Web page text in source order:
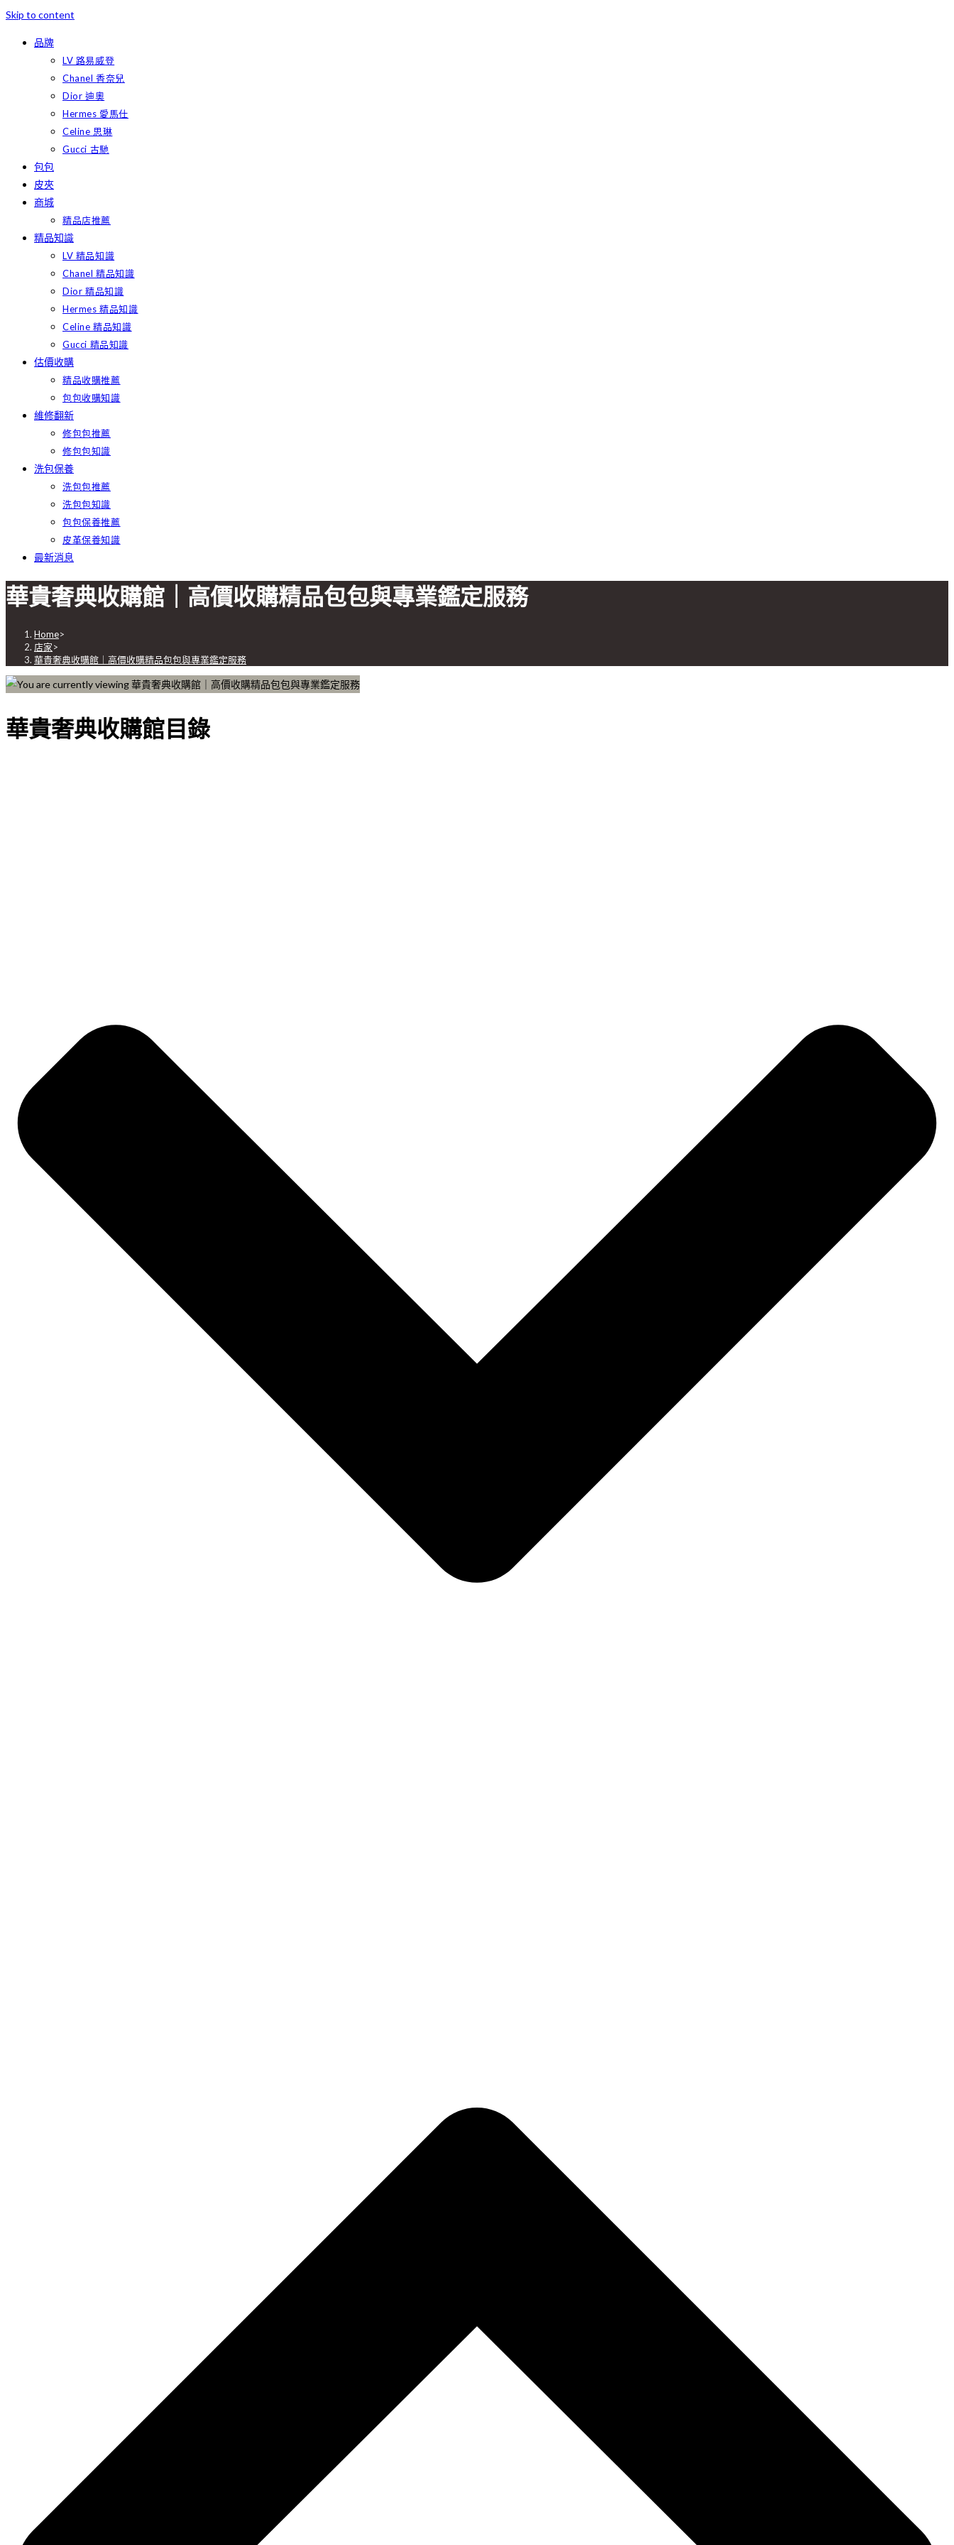
Skip to content
品牌
LV 路易威登
Chanel 香奈兒
Dior 迪奧
Hermes 愛馬仕
Celine 思琳
Gucci 古馳
包包
皮夾
商城
精品店推薦
精品知識
LV 精品知識
Chanel 精品知識
Dior 精品知識
Hermes 精品知識
Celine 精品知識
Gucci 精品知識
估價收購
精品收購推薦
包包收購知識
維修翻新
修包包推薦
修包包知識
洗包保養
洗包包推薦
洗包包知識
包包保養推薦
皮革保養知識
最新消息
華貴奢典收購館｜高價收購精品包包與專業鑑定服務
Home>
店家>
華貴奢典收購館｜高價收購精品包包與專業鑑定服務
華貴奢典收購館目錄